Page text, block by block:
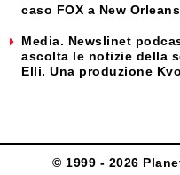
caso FOX a New Orleans
Media. Newslinet
ascolta le notizie della
Elli. Una produzione
© 1999 - 2026